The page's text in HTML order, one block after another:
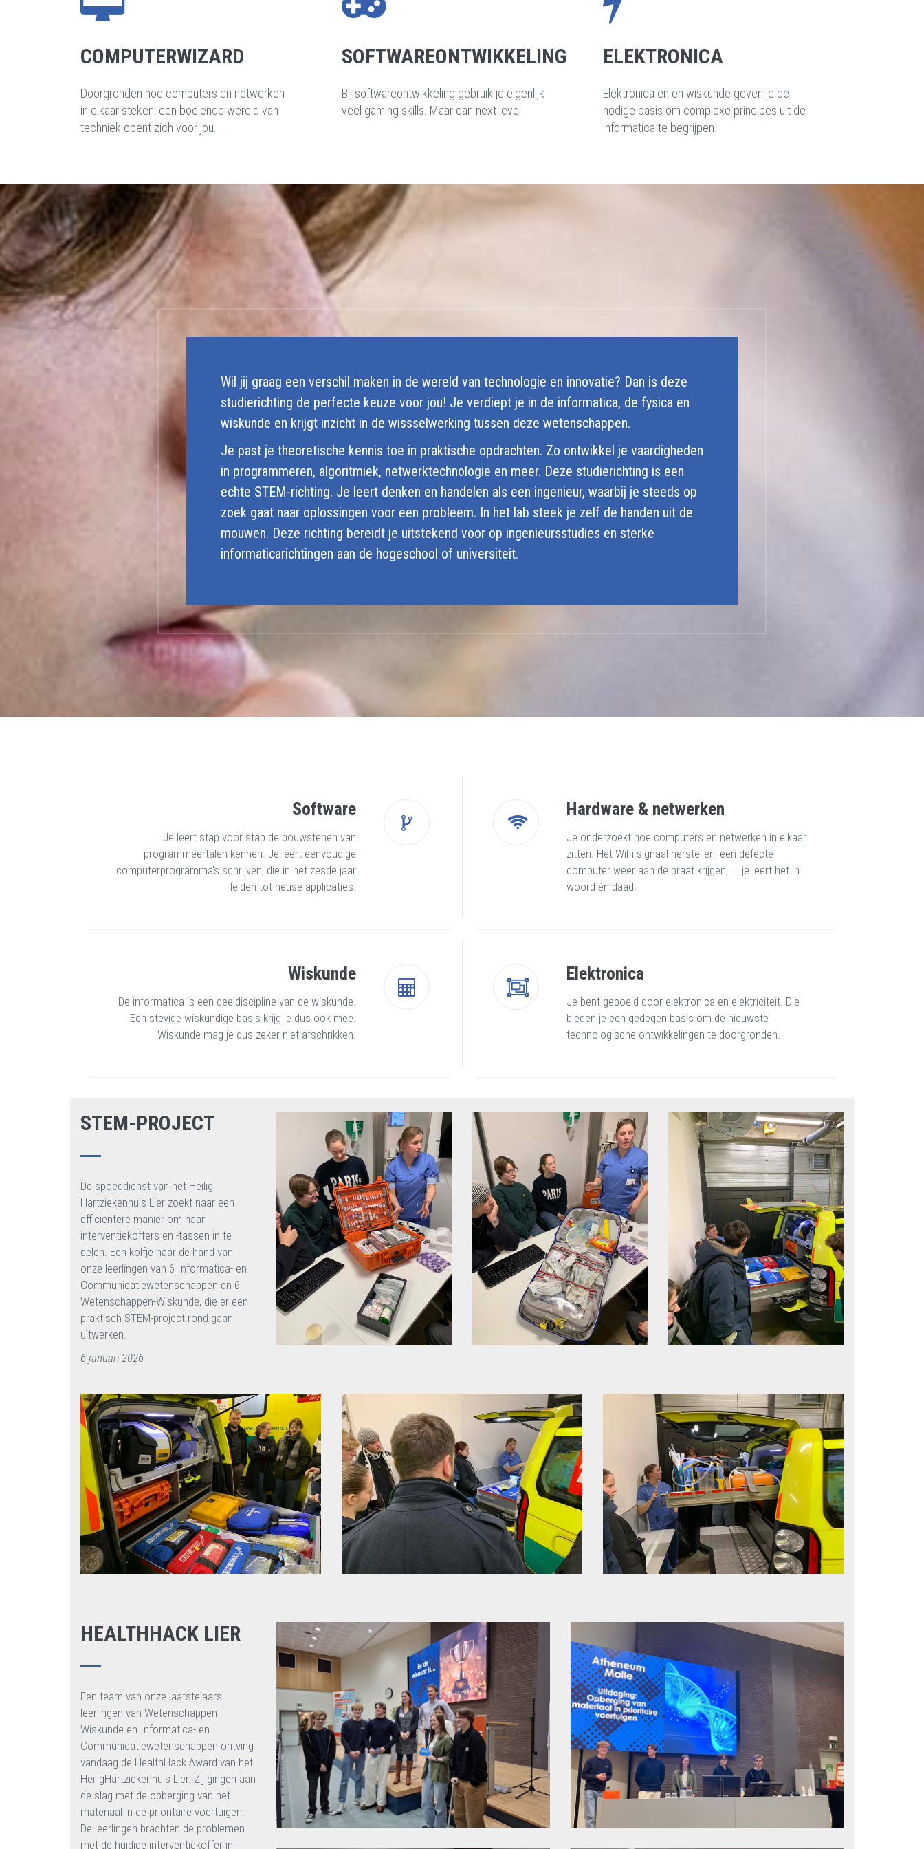
COMPUTERWIZARD
Doorgronden hoe computers en netwerken
in elkaar steken: een boeiende wereld van
techniek opent zich voor jou.
SOFTWAREONTWIKKELING
Bij softwareontwikkeling gebruik je eigenlijk
veel gaming skills. Maar dan next level.
ELEKTRONICA
Elektronica en en wiskunde geven je de
nodige basis om complexe principes uit de
informatica te begrijpen.
Wil jij graag een verschil maken in de wereld van technologie en innovatie? Dan is deze
studierichting de perfecte keuze voor jou! Je verdiept je in de informatica, de fysica en
wiskunde en krijgt inzicht in de wissselwerking tussen deze wetenschappen.
Je past je theoretische kennis toe in praktische opdrachten. Zo ontwikkel je vaardigheden
in programmeren, algoritmiek, netwerktechnologie en meer. Deze studierichting is een
echte STEM-richting. Je leert denken en handelen als een ingenieur, waarbij je steeds op
zoek gaat naar oplossingen voor een probleem. In het lab steek je zelf de handen uit de
mouwen. Deze richting bereidt je uitstekend voor op ingenieursstudies en sterke
informaticarichtingen aan de hogeschool of universiteit.
Software
Je leert stap voor stap de bouwstenen van
programmeertalen kennen. Je leert eenvoudige
computerprogramma's schrijven, die in het zesde jaar
leiden tot heuse applicaties.
Hardware & netwerken
Je onderzoekt hoe computers en netwerken in elkaar
zitten. Het WiFi-signaal herstellen, een defecte
computer weer aan de praat krijgen, ... je leert het in
woord én daad.
Wiskunde
De informatica is een deeldiscipline van de wiskunde.
Een stevige wiskundige basis krijg je dus ook mee.
Wiskunde mag je dus zeker niet afschrikken.
Elektronica
Je bent geboeid door elektronica en elektriciteit. Die
bieden je een gedegen basis om de nieuwste
technologische ontwikkelingen te doorgronden.
STEM-PROJECT
De spoeddienst van het Heilig
Hartziekenhuis Lier zoekt naar een
efficiëntere manier om haar
interventiekoffers en -tassen in te
delen. Een kolfje naar de hand van
onze leerlingen van 6 Informatica- en
Communicatiewetenschappen en 6
Wetenschappen-Wiskunde, die er een
praktisch STEM-project rond gaan
uitwerken.
6 januari 2026
HEALTHHACK LIER
Een team van onze laatstejaars
leerlingen van Wetenschappen-
Wiskunde en Informatica- en
Communicatiewetenschappen ontving
vandaag de HealthHack Award van het
HeiligHartziekenhuis Lier. Zij gingen aan
de slag met de opberging van het
materiaal in de prioritaire voertuigen.
De leerlingen brachten de problemen
met de huidige interventiekoffer in